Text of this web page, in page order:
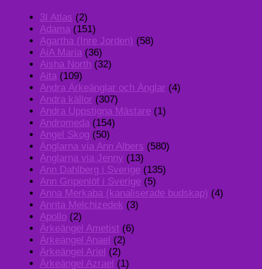
3I Atlas (2)
Adama (151)
Agartha (Inre Jorden) (58)
AiA Maria (36)
Aisha North (32)
Aita (109)
Andra Ärkeänglar och Änglar (4)
Andra källor (307)
Andra Uppstigna Mästare (1)
Andromeda (154)
Angel Skog (50)
Änglarna via Ann Albers (580)
Änglarna via Jenny (13)
Ann Dahlberg i Sverige (135)
Ann Gripenlöf i Sverige (5)
Anna Merkaba (kanaliserade budskap) (4)
Anrita Melchizedek (3)
Apollo (2)
Ärkeängel Ametist (6)
Ärkeängel Anael (2)
Ärkeängel Ariel (2)
Ärkeängel Azrael (1)